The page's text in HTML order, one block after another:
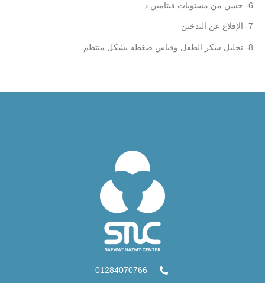
6- حسن من مستويات فيتامين د
7- الإقلاع عن التدخين
8- تحليل سكر الطفل وقياس ضغطه بشكل منتظم
01284070766